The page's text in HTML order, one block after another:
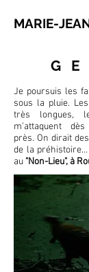
MARIE-
Je poursuis les
sous la pluie.
très longues,
m’attaquent
près. On dirait
de la
au "Non-Lieu", à